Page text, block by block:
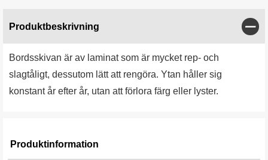
Produktbeskrivning
Bordsskivan är av laminat som är mycket rep- och
slagtåligt, dessutom lätt att rengöra. Ytan håller sig
konstant år efter år, utan att förlora färg eller lyster.
Produktinformation